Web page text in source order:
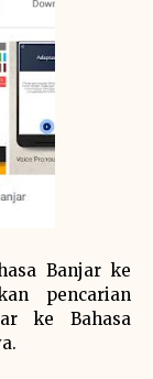
Banjar ke
pencarian
ke Bahasa